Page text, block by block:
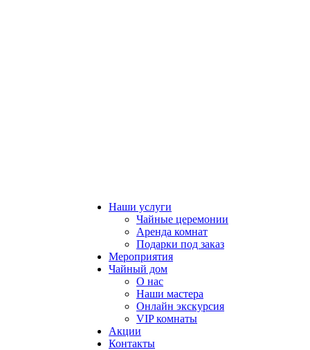
Наши услуги
Чайные церемонии
Аренда комнат
Подарки под заказ
Мероприятия
Чайный дом
О нас
Наши мастера
Онлайн экскурсия
VIP комнаты
Акции
Контакты